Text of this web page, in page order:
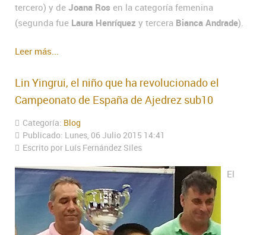
tercero) y de Joana Ros en la categoría femenina
(segunda fue Laura Henríquez y tercera Bianca Andrade).
Leer más...
Lin Yingrui, el niño que ha revolucionado el
Campeonato de España de Ajedrez sub10
Categoría: Blog
Publicado: Lunes, 06 Julio 2015 14:41
Escrito por Luís Fernández Siles
El